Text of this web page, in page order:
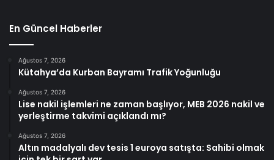
En Güncel Haberler
Ağustos 7, 2026
Kütahya’da Kurban Bayramı Trafik Yoğunluğu
Ağustos 7, 2026
Lise nakil işlemleri ne zaman başlıyor, MEB 2026 nakil ve
yerleştirme takvimi açıklandı mı?
Ağustos 7, 2026
Altın madalyalı dev tesis 1 euroya satışta: Sahibi olmak